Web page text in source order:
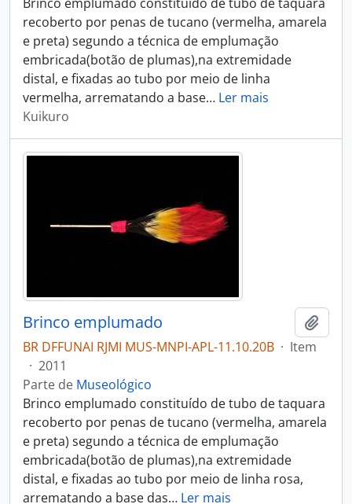
recoberto por penas de tucano (vermelha, amarela
e preta) segundo a técnica de emplumação
embricada(botão de plumas),na extremidade
distal, e fixadas ao tubo por meio de linha
vermelha, arrematando a base… Ler mais
Kuikuro
Brinco emplumado
BR DFFUNAI RJMI MUS-MNPI-APL-11.10.20B · Item
· 2011
Parte de Museológico
Brinco emplumado constituído de tubo de taquara
recoberto por penas de tucano (vermelha, amarela
e preta) segundo a técnica de emplumação
embricada(botão de plumas),na extremidade
distal, e fixadas ao tubo por meio de linha rosa,
arrematando a base das… Ler mais